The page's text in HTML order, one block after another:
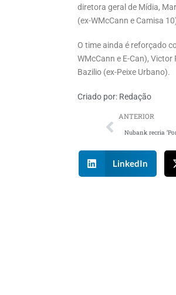
diretora geral de Mídia,
(ex-WMcCann e Camisa
O time ainda é reforçado
WMcCann e E-Can),
Bazilio (ex-Peixe Urbano).
Criado por: Redação
ANTERIOR
LinkedIn